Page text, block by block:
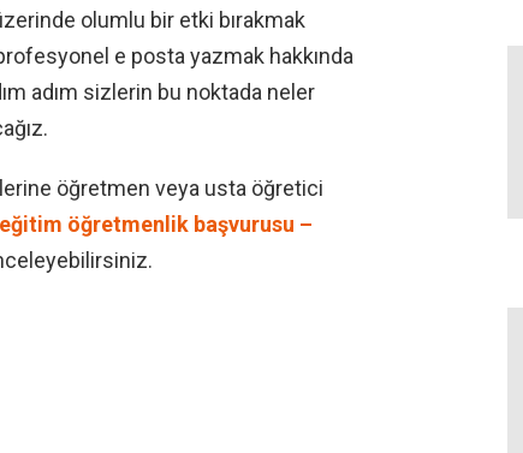
olumlu bir etki bırakmak
e posta yazmak hakkında
adım sizlerin bu noktada neler
öğretmen veya usta öğretici
öğretmenlik başvurusu –